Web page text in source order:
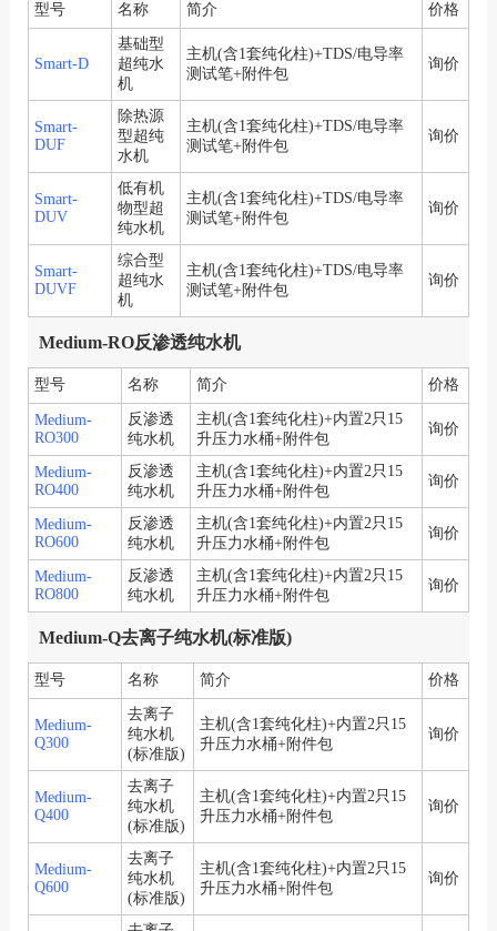
型号 名称 简介 价格
Smart-D
基础型
超纯水
机
主机(含1套纯化柱)+TDS/电导率
测试笔+附件包
询价
Smart-
DUF
除热源
型超纯
水机
主机(含1套纯化柱)+TDS/电导率
测试笔+附件包
询价
Smart-
DUV
低有机
物型超
纯水机
主机(含1套纯化柱)+TDS/电导率
测试笔+附件包
询价
Smart-
DUVF
综合型
超纯水
机
主机(含1套纯化柱)+TDS/电导率
测试笔+附件包
询价
Medium-RO反渗透纯水机
型号 名称 简介 价格
Medium-
RO300
反渗透
纯水机
主机(含1套纯化柱)+内置2只15
升压力水桶+附件包
询价
Medium-
RO400
反渗透
纯水机
主机(含1套纯化柱)+内置2只15
升压力水桶+附件包
询价
Medium-
RO600
反渗透
纯水机
主机(含1套纯化柱)+内置2只15
升压力水桶+附件包
询价
Medium-
RO800
反渗透
纯水机
主机(含1套纯化柱)+内置2只15
升压力水桶+附件包
询价
Medium-Q去离子纯水机(标准版)
型号 名称 简介 价格
Medium-
Q300
去离子
纯水机
(标准版)
主机(含1套纯化柱)+内置2只15
升压力水桶+附件包
询价
Medium-
Q400
去离子
纯水机
(标准版)
主机(含1套纯化柱)+内置2只15
升压力水桶+附件包
询价
Medium-
Q600
去离子
纯水机
(标准版)
主机(含1套纯化柱)+内置2只15
升压力水桶+附件包
询价